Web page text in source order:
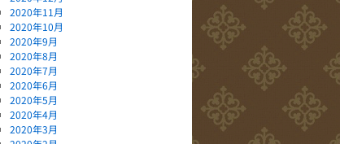
2020年11月
2020年10月
2020年9月
2020年8月
2020年7月
2020年6月
2020年5月
2020年4月
2020年3月